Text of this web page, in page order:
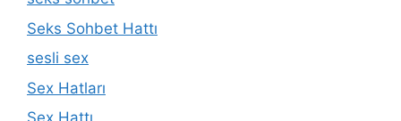
Seks Sohbet Hattı
sesli sex
Sex Hatları
Sex Hattı